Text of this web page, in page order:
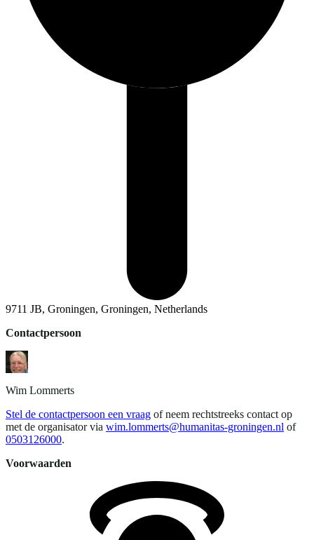
9711 JB, Groningen, Groningen, Netherlands
Contactpersoon
Wim Lommerts
Stel de contactpersoon een vraag of neem rechtstreeks contact op
met de organisator via wim.lommerts@humanitas-groningen.nl of
0503126000.
Voorwaarden